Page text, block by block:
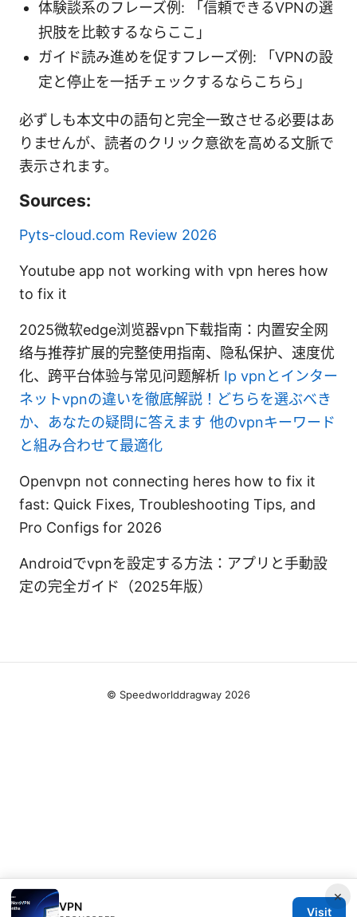
体験談系のフレーズ例: 「信頼できるVPNの選
択肢を比較するならここ」
ガイド読み進めを促すフレーズ例: 「VPNの設
定と停止を一括チェックするならこちら」
必ずしも本文中の語句と完全一致させる必要はあ
りませんが、読者のクリック意欲を高める文脈で
表示されます。
Sources:
Pyts-cloud.com Review 2026
Youtube app not working with vpn heres how
to fix it
2025微软edge浏览器vpn下载指南：内置安全网
络与推荐扩展的完整使用指南、隐私保护、速度优
化、跨平台体验与常见问题解析 Ip vpnとインター
ネットvpnの違いを徹底解説！どちらを選ぶべき
か、あなたの疑問に答えます 他のvpnキーワード
と組み合わせて最適化
Openvpn not connecting heres how to fix it
fast: Quick Fixes, Troubleshooting Tips, and
Pro Configs for 2026
Androidでvpnを設定する方法：アプリと手動設
定の完全ガイド（2025年版）
×
VPN Visit
© Speedworlddragway 2026